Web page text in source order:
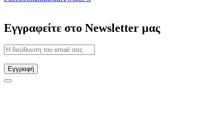
Εγγραφείτε στο Newsletter μας
Εγγραφή